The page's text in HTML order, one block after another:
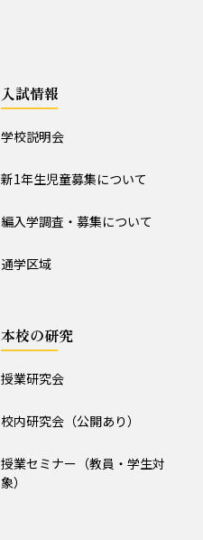
富浦寮
入試情報・セミナー情報など
入試情報
学校説明会
新1年生児童募集について
編入学調査・募集について
通学区域
本校の研究
授業研究会
校内研究会（公開あり）
授業セミナー（教員・学生対
象）